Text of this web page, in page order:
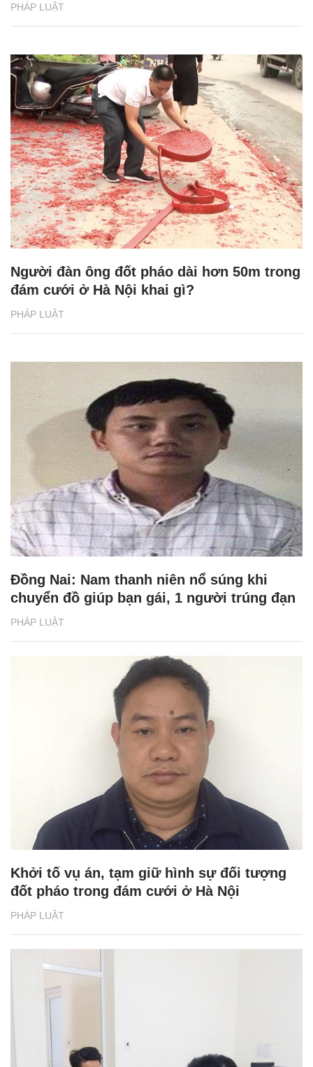
PHÁP LUẬT
PHÁP LUẬT
Người đàn ông đốt pháo dài hơn 50m trong
đám cưới ở Hà Nội khai gì?
PHÁP LUẬT
Đồng Nai: Nam thanh niên nổ súng khi
chuyển đồ giúp bạn gái, 1 người trúng đạn
PHÁP LUẬT
Khởi tố vụ án, tạm giữ hình sự đối tượng
đốt pháo trong đám cưới ở Hà Nội